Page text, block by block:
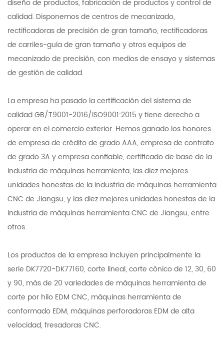
diseño de productos, fabricación de productos y control de
calidad. Disponemos de centros de mecanizado,
rectificadoras de precisión de gran tamaño, rectificadoras
de carriles-guía de gran tamaño y otros equipos de
mecanizado de precisión, con medios de ensayo y sistemas
de gestión de calidad.
La empresa ha pasado la certificación del sistema de
calidad GB/T9001-2016/ISO9001:2015 y tiene derecho a
operar en el comercio exterior. Hemos ganado los honores
de empresa de crédito de grado AAA, empresa de contrato
de grado 3A y empresa confiable, certificado de base de la
industria de máquinas herramienta, las diez mejores
unidades honestas de la industria de máquinas herramienta
CNC de Jiangsu, y las diez mejores unidades honestas de la
industria de máquinas herramienta CNC de Jiangsu, entre
otros.
Los productos de la empresa incluyen principalmente la
serie DK7720-DK77160, corte lineal, corte cónico de 12, 30, 60
y 90, más de 20 variedades de máquinas herramienta de
corte por hilo EDM CNC, máquinas herramienta de
conformado EDM, máquinas perforadoras EDM de alta
velocidad, fresadoras CNC.